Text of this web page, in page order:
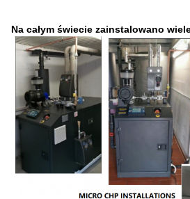
Na całym świecie zainstalowano